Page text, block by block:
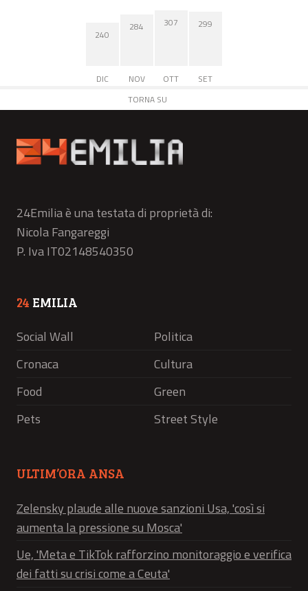
240
DIC
284
NOV
307
OTT
299
SET
TORNA SU
24Emilia è una testata di proprietà di:
Nicola Fangareggi
P. Iva IT02148540350
24 EMILIA
Social Wall
Politica
Cronaca
Cultura
Food
Green
Pets
Street Style
ULTIM’ORA ANSA
Zelensky plaude alle nuove sanzioni Usa, 'così si
aumenta la pressione su Mosca'
Ue, 'Meta e TikTok rafforzino monitoraggio e verifica
dei fatti su crisi come a Ceuta'